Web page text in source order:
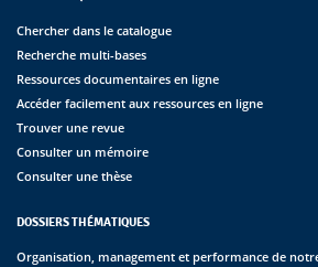
Chercher dans le catalogue
Recherche multi-bases
Ressources documentaires en ligne
Accéder facilement aux ressources en ligne
Trouver une revue
Consulter un mémoire
Consulter une thèse
DOSSIERS THÉMATIQUES
Organisation, management et performance de